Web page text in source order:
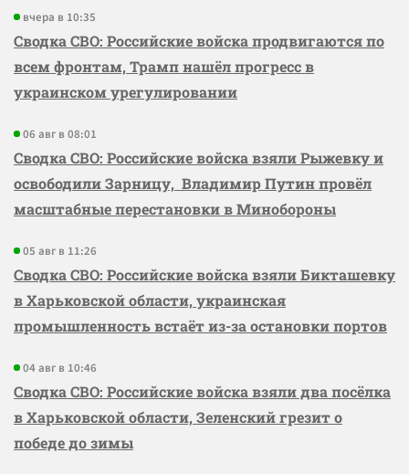
вчера в 10:35
Сводка СВО: Российские войска продвигаются по
всем фронтам, Трамп нашёл прогресс в
украинском урегулировании
06 авг в 08:01
Сводка СВО: Российские войска взяли Рыжевку и
освободили Зарницу, Владимир Путин провёл
масштабные перестановки в Минобороны
05 авг в 11:26
Сводка СВО: Российские войска взяли Бикташевку
в Харьковской области, украинская
промышленность встаёт из-за остановки портов
04 авг в 10:46
Сводка СВО: Российские войска взяли два посёлка
в Харьковской области, Зеленский грезит о
победе до зимы